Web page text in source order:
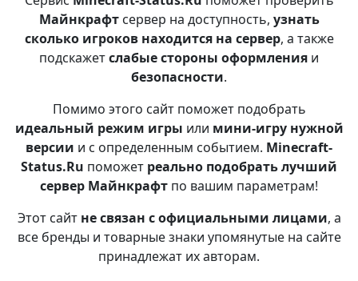
Майнкрафтсервер на доступность, узнать
сколько игроков находится на сервер, а также
подскажетслабые стороны оформления и
безопасности.
Помимо этого сайт поможет подобрать
идеальный режим игры или мини-игру нужной
версии и с определенным событием. Minecraft-
Status.Ru поможет реально подобрать лучший
сервер Майнкрафт по вашим параметрам!
Этот сайт не связан с официальными лицами, а
все бренды и товарные знаки упомянутые на сайте
принадлежат их авторам.